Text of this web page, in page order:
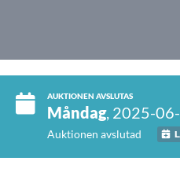
AUKTIONEN AVSLUTAS
Måndag, 2025-
Auktionen avslutad